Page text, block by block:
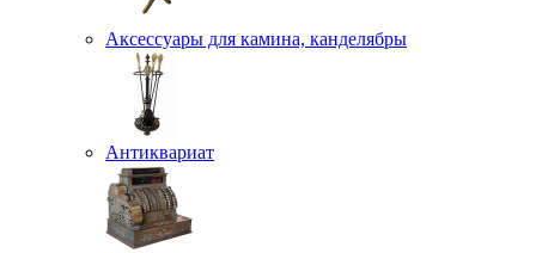
Аксессуары для камина, канделябры
Антиквариат